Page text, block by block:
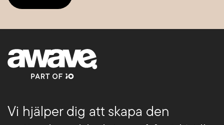
Vi hjälper dig att skapa den